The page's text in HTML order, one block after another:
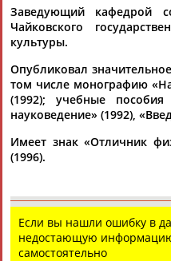
Флюра
АББАТЕ-
БУЛАТОВА
Заведующий кафедрой
Чайковского
культуры.
Опубликовал
том числе монографию
(1992); учебные пособия
науковедение» (1992),
Имеет знак «Отличник
(1996).
Если вы нашли ошибку в
недостающую
самостоятельно